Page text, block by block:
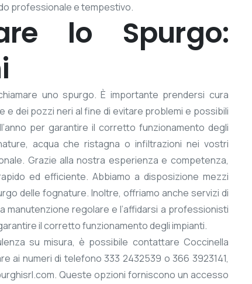
professionale e tempestivo.
lo Spurgo:
uno spurgo. È importante prendersi cura
e dei pozzi neri al fine di evitare problemi e possibili
per garantire il corretto funzionamento degli
acqua che ristagna o infiltrazioni nei vostri
Grazie alla nostra esperienza e competenza,
ed efficiente. Abbiamo a disposizione mezzi
delle fognature. Inoltre, offriamo anche servizi di
regolare e l’affidarsi a professionisti
il corretto funzionamento degli impianti.
su misura, è possibile contattare Coccinella
ai numeri di telefono 333 2432539 o 366 3923141,
Queste opzioni forniscono un accesso